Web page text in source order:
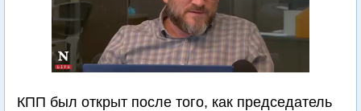
КПП был открыт после того, как председатель